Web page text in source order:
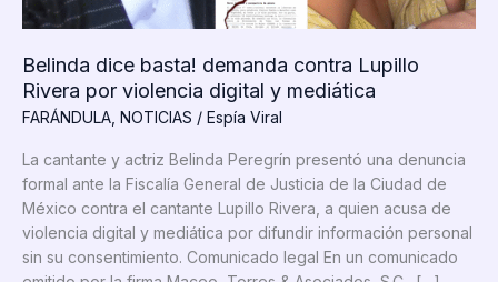
Belinda dice basta! demanda contra Lupillo
Rivera por violencia digital y mediática
FARÁNDULA NOTICIAS / Espía Viral
La cantante y actriz Belinda Peregrín presentó una denuncia
formal ante la Fiscalía General de Justicia de la Ciudad de
México contra el cantante Lupillo Rivera, a quien acusa de
violencia digital y mediática por difundir información personal
sin su consentimiento. Comunicado legal En un comunicado